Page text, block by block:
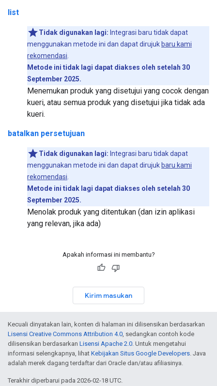
list
Tidak digunakan lagi: Integrasi baru tidak dapat
menggunakan metode ini dan dapat dirujuk baru kami
rekomendasi
Metode ini tidak lagi dapat diakses oleh setelah 30
September 2025.
Menemukan produk yang disetujui yang cocok dengan
kueri, atau semua produk yang disetujui jika tidak ada
kueri.
batalkan persetujuan
Tidak digunakan lagi: Integrasi baru tidak dapat
menggunakan metode ini dan dapat dirujuk baru kami
rekomendasi
Metode ini tidak lagi dapat diakses oleh setelah 30
September 2025.
Menolak produk yang ditentukan (dan izin aplikasi
yang relevan, jika ada)
Apakah informasi ini membantu?
Kirim masukan
Kecuali dinyatakan lain, konten di halaman ini dilisensikan berdasarkan
Lisensi Creative Commons Attribution 4.0, sedangkan contoh kode
dilisensikan berdasarkan Lisensi Apache 2.0. Untuk mengetahui
informasi selengkapnya, lihat Kebijakan Situs Google Developers. Java
adalah merek dagang terdaftar dari Oracle dan/atau afiliasinya.
Terakhir diperbarui pada 2026-02-18 UTC.